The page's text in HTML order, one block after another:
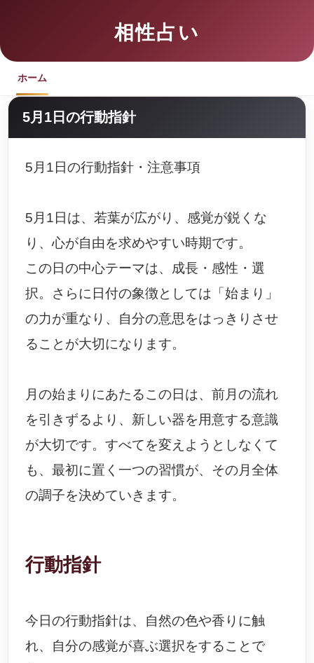
相性占い
ホーム
5月1日の行動指針
5月1日の行動指針・注意事項
5月1日は、若葉が広がり、感覚が鋭くな
り、心が自由を求めやすい時期です。
この日の中心テーマは、成長・感性・選
択。さらに日付の象徴としては「始まり」
の力が重なり、自分の意思をはっきりさせ
ることが大切になります。
月の始まりにあたるこの日は、前月の流れ
を引きずるより、新しい器を用意する意識
が大切です。すべてを変えようとしなくて
も、最初に置く一つの習慣が、その月全体
の調子を決めていきます。
行動指針
今日の行動指針は、自然の色や香りに触
れ、自分の感覚が喜ぶ選択をすることで